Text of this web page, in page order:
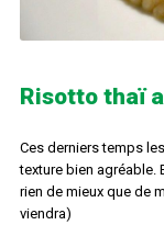
Risotto thaï
Ces derniers temps
texture bien agréable.
rien de mieux que de
viendra)